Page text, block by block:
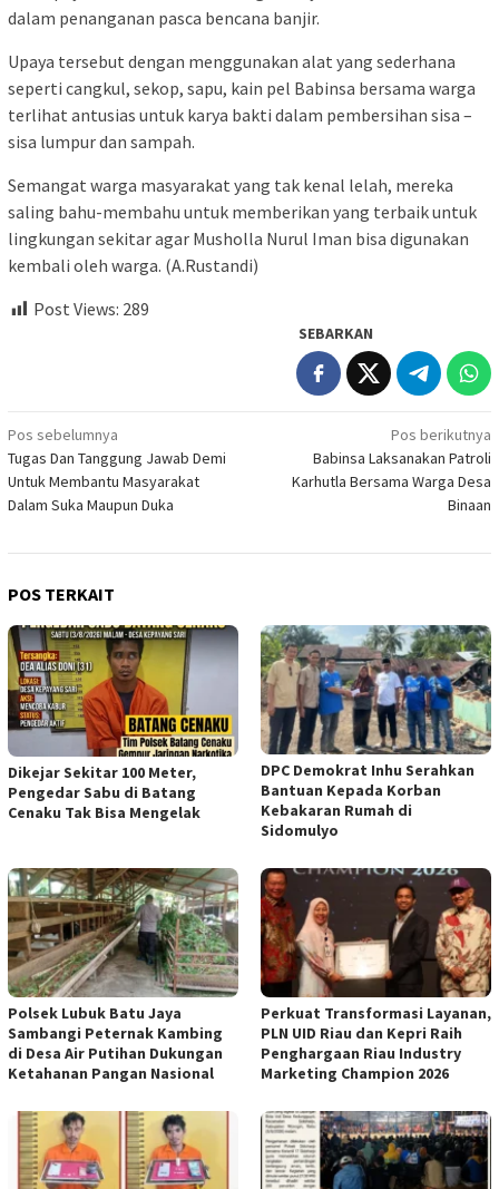
dalam penanganan pasca bencana banjir.
Upaya tersebut dengan menggunakan alat yang sederhana
seperti cangkul, sekop, sapu, kain pel Babinsa bersama warga
terlihat antusias untuk karya bakti dalam pembersihan sisa –
sisa lumpur dan sampah.
Semangat warga masyarakat yang tak kenal lelah, mereka
saling bahu-membahu untuk memberikan yang terbaik untuk
lingkungan sekitar agar Musholla Nurul Iman bisa digunakan
kembali oleh warga. (A.Rustandi)
Post Views: 289
SEBARKAN
Navigasi
pos
Pos sebelumnya
Tugas Dan Tanggung Jawab Demi
Untuk Membantu Masyarakat
Dalam Suka Maupun Duka
Pos berikutnya
Babinsa Laksanakan Patroli
Karhutla Bersama Warga Desa
Binaan
POS TERKAIT
Dikejar Sekitar 100 Meter,
Pengedar Sabu di Batang
Cenaku Tak Bisa Mengelak
DPC Demokrat Inhu Serahkan
Bantuan Kepada Korban
Kebakaran Rumah di
Sidomulyo
Polsek Lubuk Batu Jaya
Sambangi Peternak Kambing
di Desa Air Putihan Dukungan
Ketahanan Pangan Nasional
Perkuat Transformasi Layanan,
PLN UID Riau dan Kepri Raih
Penghargaan Riau Industry
Marketing Champion 2026